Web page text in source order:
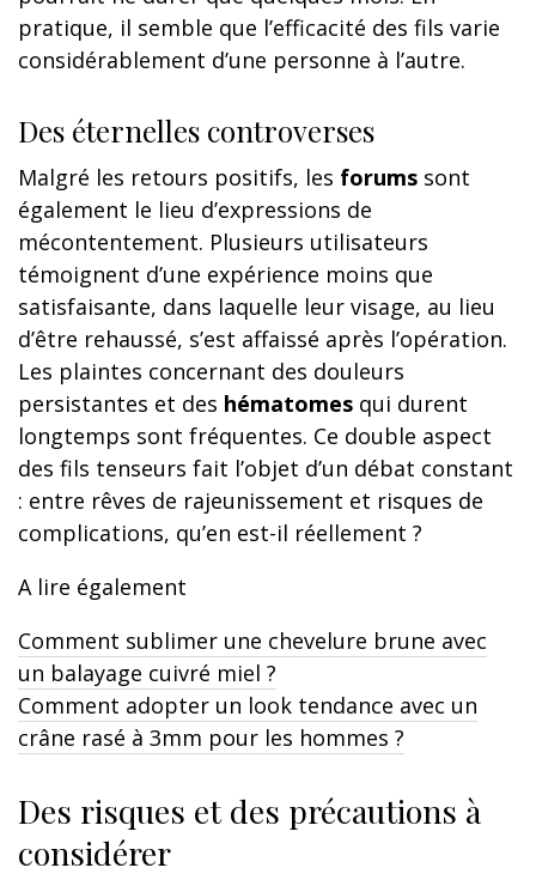
pratique, il semble que l’efficacité des fils varie
considérablement d’une personne à l’autre.
Des éternelles controverses
Malgré les retours positifs, les forums sont
également le lieu d’expressions de
mécontentement. Plusieurs utilisateurs
témoignent d’une expérience moins que
satisfaisante, dans laquelle leur visage, au lieu
d’être rehaussé, s’est affaissé après l’opération.
Les plaintes concernant des douleurs
persistantes et des hématomes qui durent
longtemps sont fréquentes. Ce double aspect
des fils tenseurs fait l’objet d’un débat constant
: entre rêves de rajeunissement et risques de
complications, qu’en est-il réellement ?
A lire également
Comment sublimer une chevelure brune avec
un balayage cuivré miel ?
Comment adopter un look tendance avec un
crâne rasé à 3mm pour les hommes ?
Des risques et des précautions à
considérer